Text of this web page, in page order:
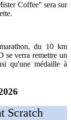
Coffee" sera sur
du 10 km
se verra remettre un
qu'une médaille à
Scratch